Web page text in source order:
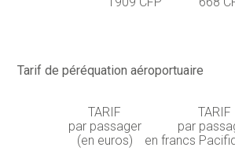
Tarif de péréquation aéroportuaire
TARIF
par passager
(en euros)
TARIF
par
en francs